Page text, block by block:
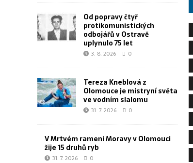
Od popravy čtyř
protikomunistických
odbojářů v Ostravě
uplynulo 75 let
3. 8. 2026 0
Tereza Kneblová z
Olomouce je mistryní světa
ve vodním slalomu
31. 7. 2026 0
V Mrtvém rameni Moravy v Olomouci
žije 15 druhů ryb
31. 7. 2026 0